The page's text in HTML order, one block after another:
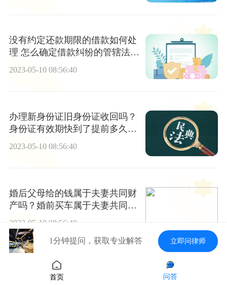
没有约定还款期限的借款如何处
理 怎么确定借款纠纷的管辖法
2023-05-10 08:56:40
办理新身份证旧身份证收回吗？
身份证有效期快到了提前多久办
2023-05-10 08:56:40
婚后父母给的钱属于夫妻共同财
产吗？婚前买车属于夫妻共同财
产吗？
2023-05-10 08:56:40
婚后遗产继承算夫妻共同财产
么？回迁房可以作为遗产吗？
1分钟提问，获取专业解答 立即问律师
首页 问答